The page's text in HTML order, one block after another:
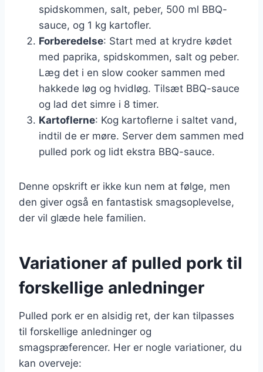
spidskommen, salt, peber, 500 ml BBQ-
sauce, og 1 kg kartofler.
Forberedelse: Start med at krydre kødet
med paprika, spidskommen, salt og peber.
Læg det i en slow cooker sammen med
hakkede løg og hvidløg. Tilsæt BBQ-sauce
og lad det simre i 8 timer.
Kartoflerne: Kog kartoflerne i saltet vand,
indtil de er møre. Server dem sammen med
pulled pork og lidt ekstra BBQ-sauce.
Denne opskrift er ikke kun nem at følge, men
den giver også en fantastisk smagsoplevelse,
der vil glæde hele familien.
Variationer af pulled pork til
forskellige anledninger
Pulled pork er en alsidig ret, der kan tilpasses
til forskellige anledninger og
smagspræferencer. Her er nogle variationer, du
kan overveje: